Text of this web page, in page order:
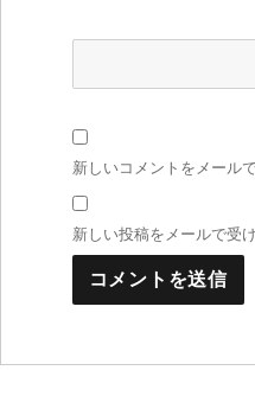
新しいコメントをメール
新しい投稿をメールで受